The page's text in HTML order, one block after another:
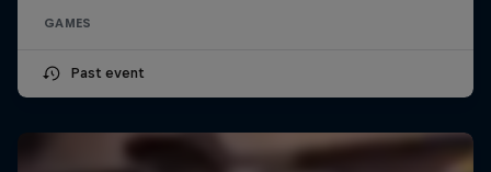
GAMES
Past event